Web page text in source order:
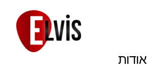
אודות